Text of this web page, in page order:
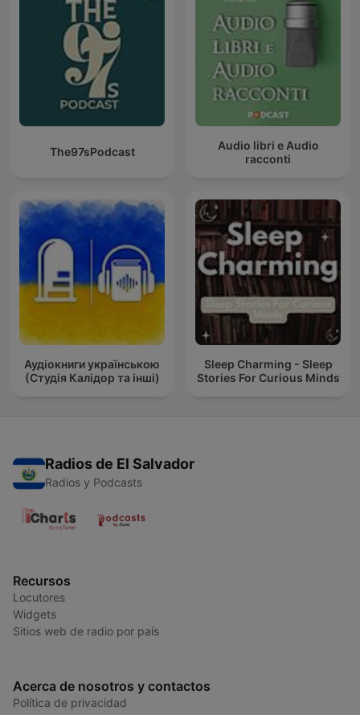
The97sPodcast
Audio libri e Audio
racconti
Аудіокниги українською
(Студія Калідор та інші)
Sleep Charming - Sleep
Stories For Curious Minds
Radios de El Salvador
Radios y Podcasts
Recursos
Locutores
Widgets
Sitios web de radio por país
Acerca de nosotros y contactos
Política de privacidad